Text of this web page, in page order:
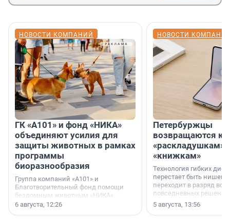
НОВОСТИ КОМПАНИЙ
ГК «А101» и фонд «НИКА»
объединяют усилия для
защиты животных в рамках
программы
биоразнообразия
Группа компаний «А101» и
Благотворительный фонд помощи
бездомным животным «НИКА»
заключили соглашение о
6 августа, 12:26
НОВОСТИ
Петербуржцы
возвращаются к
«раскладушкам»
«книжкам»
Технология гибких
перестает быть
переходит в разряд
повседневных
5 августа, 13:56